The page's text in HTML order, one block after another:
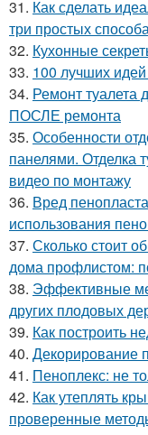
31. Как сделать
три простых
32. Кухонные
33. 100 лучших
34. Ремонт туалета
ПОСЛЕ ремонта
35. Особенности
панелями. Отделка
видео по монтажу
36. Вред
использования
37. Сколько стоит
дома профлистом:
38. Эффективные
других плодовых
39. Как построить
40. Декорирование
41. Пеноплекс: не
42. Как утеплять
проверенные